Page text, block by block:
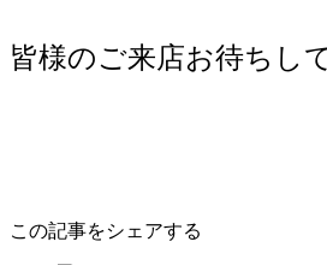
皆様のご来店お待ちし
この記事をシェアする